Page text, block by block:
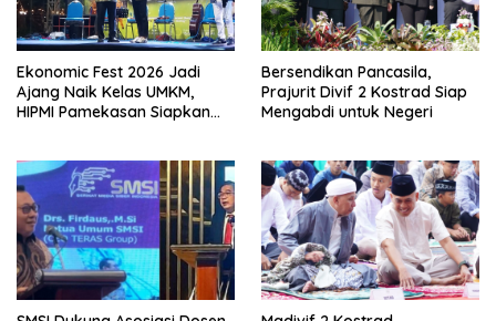
Ekonomic Fest 2026 Jadi
Ajang Naik Kelas UMKM,
HIPMI Pamekasan Siapkan
Bersendikan Pancasila,
Prajurit Divif 2 Kostrad Siap
Mengabdi untuk Negeri